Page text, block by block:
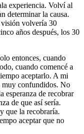
experiencia. Volví al
determinar la causa.
volvería 30
años después, los 30
entonces, cuando
cuando comencé a
aceptarlo. A mi
muy confundidos. No
esperanza de recobrar
de que así sería.
que la recobraría.
aceptar que no